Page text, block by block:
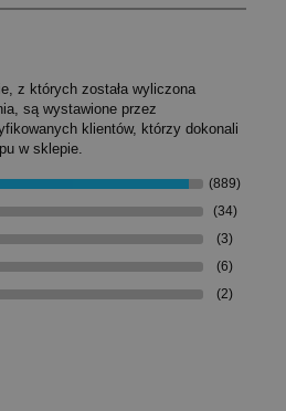
z których została wyliczona
są wystawione przez
klientów, którzy dokonali
w sklepie.
(889)
(34)
(3)
(6)
(2)